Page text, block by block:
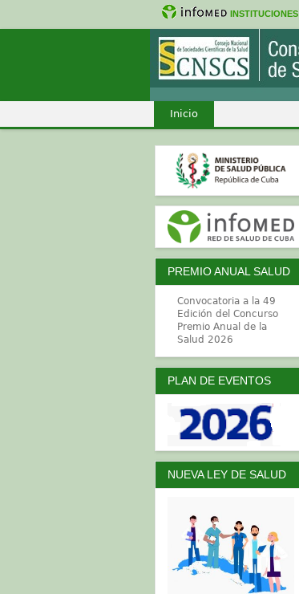
INSTITUCIONES
Inicio
PREMIO ANUAL SALUD
Convocatoria a la 49
Edición del Concurso
Premio Anual de la
Salud 2026
PLAN DE EVENTOS
NUEVA LEY DE SALUD